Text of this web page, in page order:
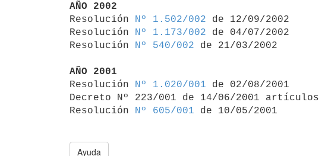
AÑO 2002
Resolución
Nº 1.502/002 de 12/09/2002
Resolución
Nº 1.173/002 de 04/07/2002
Resolución
Nº 540/002 de 21/03/2002
AÑO 2001
Resolución
Nº 1.020/001 de 02/08/2001
Decreto Nº 223/001 de 14/06/2001 artículos
Resolución
Nº 605/001
Ayuda